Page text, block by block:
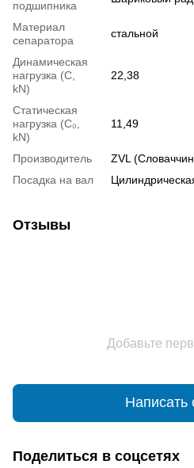
подшипника
Материал
сепаратора
стальной
Динамическая
нагрузка (С,
kN)
22,38
Статическая
нагрузка (С₀,
kN)
11,49
Производитель
ZVL
Посадка на вал
Отзывы
Добавьте
Написать
Поделиться в соцсетях